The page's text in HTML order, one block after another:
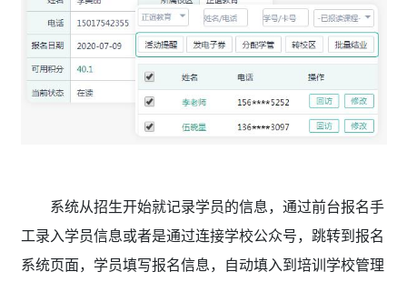
系统从招生开始就记录学员的信息，通过前台报名手
工录入学员信息或者是通过连接学校公众号，跳转到报名
系统页面，学员填写报名信息，自动填入到培训学校管理